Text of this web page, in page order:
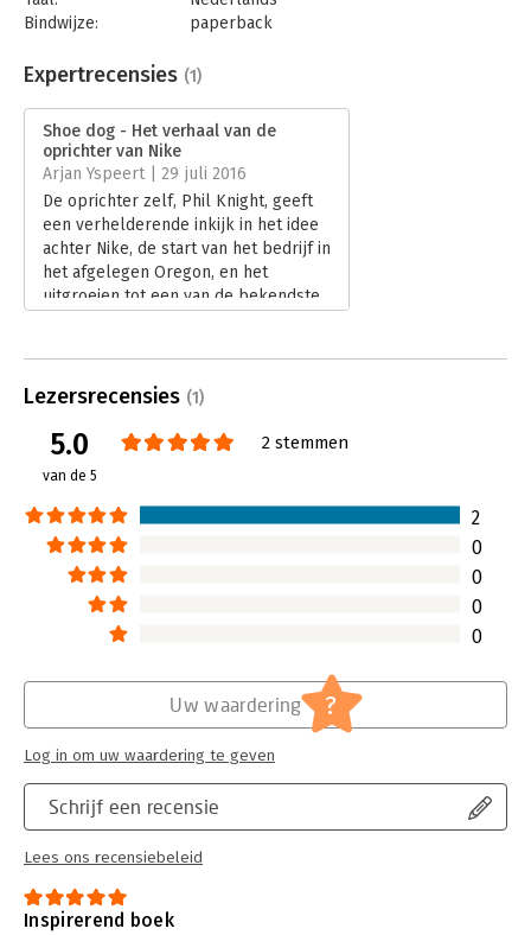
Bindwijze:
paperback
Uitgever:
Het Spectrum
Verschijningsdatum:
5-1-2018
Hoofdrubriek: Ondernemen
Expertrecensies (1)
Shoe dog - Het verhaal van de
oprichter van Nike
Arjan Yspeert | 29 juli 2016
De oprichter zelf, Phil Knight, geeft
een verhelderende inkijk in het idee
achter Nike, de start van het bedrijf in
het afgelegen Oregon, en het
uitgroeien tot een van de bekendste
beschrijft de ups and downs open en
Lees verder
Lezersrecensies (1)
5.0
van de 5
2 stemmen
2
0
0
0
0
Schrijf een recensie
Lees ons recensiebeleid
Uw waardering ?
Log in om uw waardering te geven
Inspirerend boek